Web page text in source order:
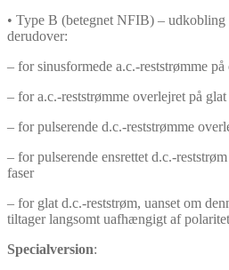
• Type B (betegnet NFIB) –
derudover:
– for sinusformede a.c.-reststrømme
– for a.c.-reststrømme overlejret på glat
– for pulserende d.c.-reststrømme
– for pulserende ensrettet d.c.-
faser
– for glat d.c.-reststrøm, uanset om
tiltager langsomt uafhængigt af
Specialversion: